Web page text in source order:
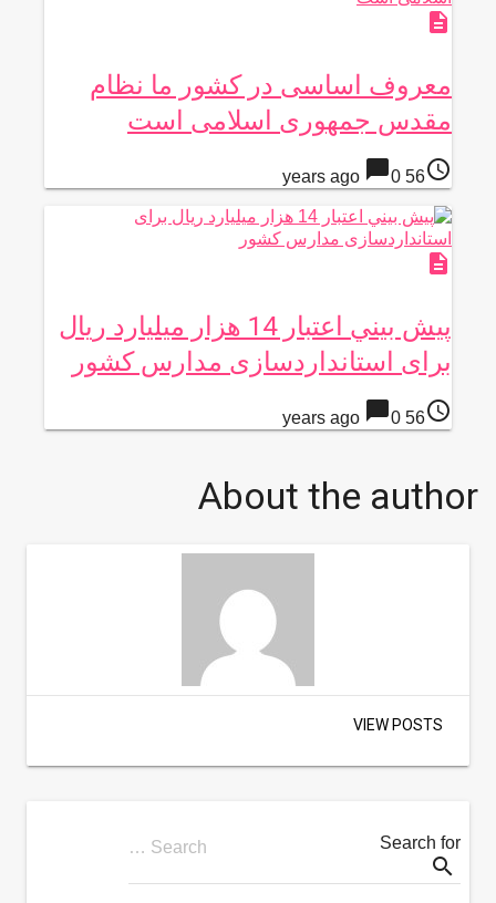
description
معروف اساسی در کشور ما نظام
مقدس جمهوری اسلامی است
access_time
56 years ago
chat_bubble0
description
پيش بيني اعتبار 14 هزار میلیارد ريال
برای استانداردسازی مدارس كشور
access_time
56 years ago
chat_bubble0
About the author
VIEW POSTS
Search for
Search …
search